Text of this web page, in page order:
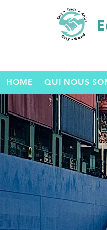
HOME QUI NOUS